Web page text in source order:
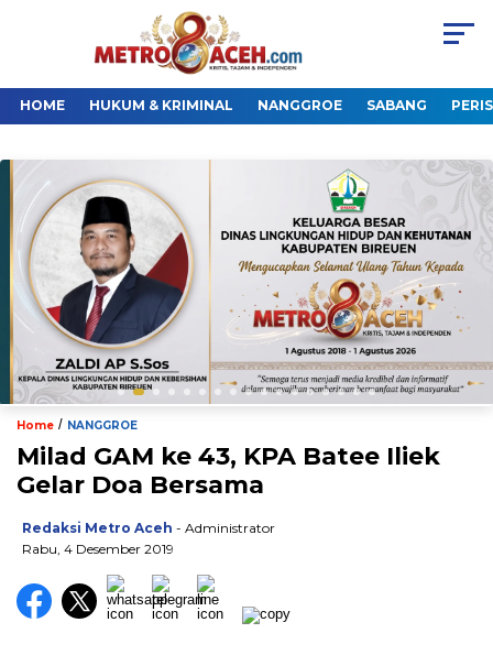
HOME HUKUM & KRIMINAL NANGGROE SABANG
Home / NANGGROE
Milad GAM ke 43, KPA Batee Iliek
Gelar Doa Bersama
Redaksi Metro Aceh - Administrator
Rabu, 4 Desember 2019